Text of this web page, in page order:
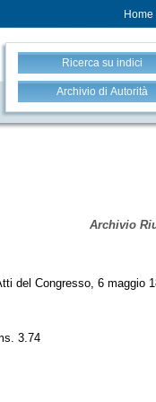
Home
Ricerca su indici
Archivio di Autorità